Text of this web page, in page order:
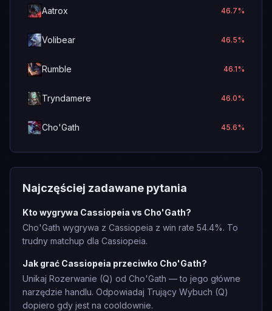
Aatrox 46.7%
Volibear 46.5%
Rumble 46.1%
Tryndamere 46.0%
Cho'Gath 45.6%
Najczęściej zadawane pytania
Kto wygrywa Cassiopeia vs Cho'Gath?
Cho'Gath wygrywa z Cassiopeia z win rate 54.4%. To
trudny matchup dla Cassiopeia.
Jak grać Cassiopeia przeciwko Cho'Gath?
Unikaj Rozerwanie (Q) od Cho'Gath — to jego główne
narzędzie handlu. Odpowiadaj Trujący Wybuch (Q)
dopiero gdy jest na cooldownie.